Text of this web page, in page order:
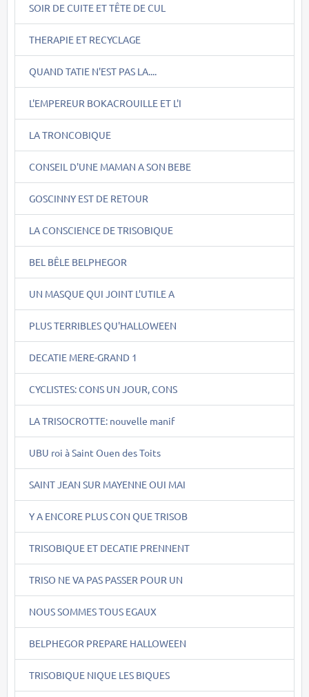
SOIR DE CUITE ET TÊTE DE CUL
THERAPIE ET RECYCLAGE
QUAND TATIE N'EST PAS LA....
L'EMPEREUR BOKACROUILLE ET L'I
LA TRONCOBIQUE
CONSEIL D'UNE MAMAN A SON BEBE
GOSCINNY EST DE RETOUR
LA CONSCIENCE DE TRISOBIQUE
BEL BÊLE BELPHEGOR
UN MASQUE QUI JOINT L'UTILE A
PLUS TERRIBLES QU'HALLOWEEN
DECATIE MERE-GRAND 1
CYCLISTES: CONS UN JOUR, CONS
LA TRISOCROTTE: nouvelle manif
UBU roi à Saint Ouen des Toits
SAINT JEAN SUR MAYENNE OUI MAI
Y A ENCORE PLUS CON QUE TRISOB
TRISOBIQUE ET DECATIE PRENNENT
TRISO NE VA PAS PASSER POUR UN
NOUS SOMMES TOUS EGAUX
BELPHEGOR PREPARE HALLOWEEN
TRISOBIQUE NIQUE LES BIQUES